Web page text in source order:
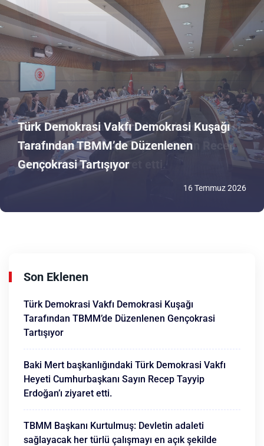
Türk Demokrasi Vakfı Demokrasi Kuşağı
Tarafından TBMM’de Düzenlenen
Gençokrasi Tartışıyor
16 Temmuz 2026
Baki Mert başkanlığındaki Türk Demokrasi
Vakfı Heyeti Cumhurbaşkanı Sayın Recep
Tayyip Erdoğan’ı ziyaret etti.
14 Nisan 2026
Son Eklenen
Türk Demokrasi Vakfı Demokrasi Kuşağı
Tarafından TBMM’de Düzenlenen Gençokrasi
Tartışıyor
Baki Mert başkanlığındaki Türk Demokrasi Vakfı
Heyeti Cumhurbaşkanı Sayın Recep Tayyip
Erdoğan’ı ziyaret etti.
TBMM Başkanı Kurtulmuş: Devletin adaleti
sağlayacak her türlü çalışmayı en açık şekilde